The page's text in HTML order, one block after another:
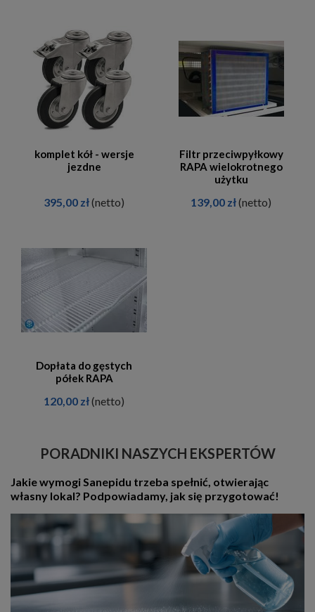
komplet kół - wersje
jezdne
395,00 zł(netto)
Filtr przeciwpyłkowy
RAPA wielokrotnego
użytku
139,00 zł(netto)
Dopłata do gęstych
półek RAPA
120,00 zł(netto)
PORADNIKI NASZYCH EKSPERTÓW
Jakie wymogi Sanepidu trzeba spełnić, otwierając
własny lokal? Podpowiadamy, jak się przygotować!